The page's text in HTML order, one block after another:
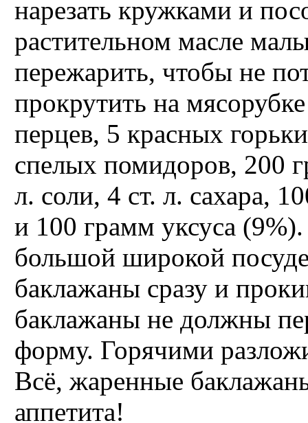
нарезать кружками и
растительном масле
пережарить, чтобы не
прокрутить на
перцев, 5 красных
спелых помидоров, 200
л. соли, 4 ст. л. сахара,
и 100 грамм уксуса
большой широкой
баклажаны сразу и
баклажаны не должны
форму. Горячими
Всё, жаренные
аппетита!